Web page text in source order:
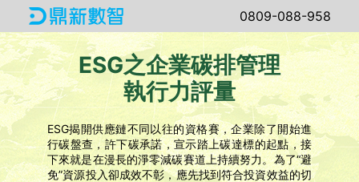
0809-088-958
ESG之企業碳排管理
執行力評量
ESG揭開供應鏈不同以往的資格賽，企業除了開始進
行碳盤查，許下碳承諾，宣示踏上碳達標的起點，接
下來就是在漫長的淨零減碳賽道上持續努力。為了“避
免”資源投入卻成效不彰，應先找到符合投資效益的切